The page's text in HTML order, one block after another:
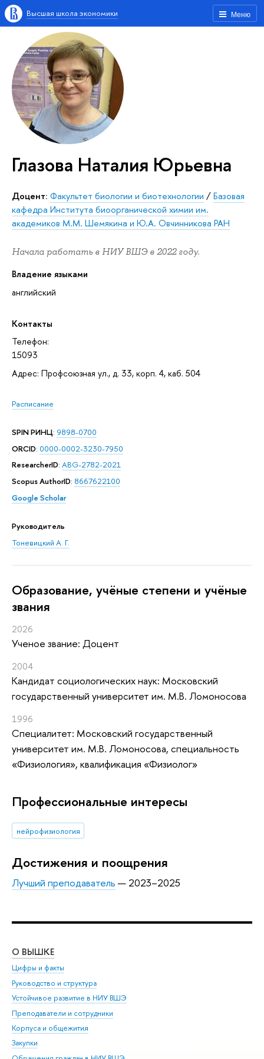
Меню
Высшая школа экономики
Глазова Наталия Юрьевна
Доцент: Факультет биологии и биотехнологии /Базовая
кафедра Института биоорганической химии им.
академиков М.М. Шемякина и Ю.А. Овчинникова РАН
Начала работать в НИУ ВШЭ в 2022 году.
Владение языками
английский
Контакты
Телефон:
15093
Адрес: Профсоюзная ул., д. 33, корп. 4, каб. 504
Расписание
SPIN РИНЦ: 9898-0700
ORCID: 0000-0002-3230-7950
ResearcherID: ABG-2782-2021
Scopus AuthorID: 8667622100
Google Scholar
Руководитель
Тоневицкий А. Г.
Oбразование, учёные степени и учёные
звания
2026
Ученое звание: Доцент
2004
Кандидат социологических наук: Московский
государственный университет им. М.В. Ломоносова
1996
Специалитет: Московский государственный
университет им. М.В. Ломоносова, специальность
«Физиология», квалификация «Физиолог»
Профессиональные интересы
нейрофизиология
Достижения и поощрения
Лучший преподаватель — 2023–2025
О ВЫШКЕ
Цифры и факты
Руководство и структура
Устойчивое развитие в НИУ ВШЭ
Преподаватели и сотрудники
Корпуса и общежития
Закупки